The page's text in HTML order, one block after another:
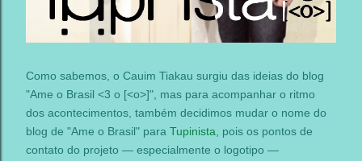
Como sabemos, o Cauim Tiakau surgiu das ideias do blog
"Ame o Brasil <3 o [<o>]", mas para acompanhar o ritmo
dos acontecimentos, também decidimos mudar o nome do
blog de "Ame o Brasil" para Tupinista , pois os pontos de
contato do projeto — especialmente o logotipo —